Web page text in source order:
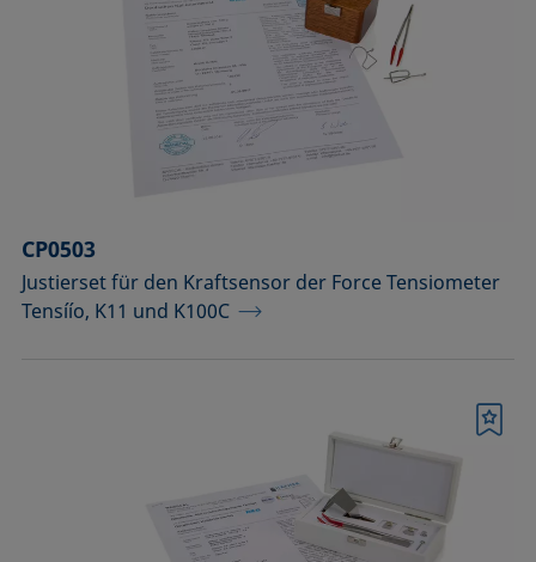
CP0503
Justierset für den Kraftsensor der Force Tensiometer
Tensíío, K11 und K100C